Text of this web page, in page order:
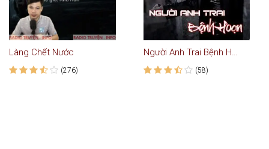
Làng Chết Nước
(276)
Người Anh Trai Bệnh Hoạn - Truyện Ma
(58)